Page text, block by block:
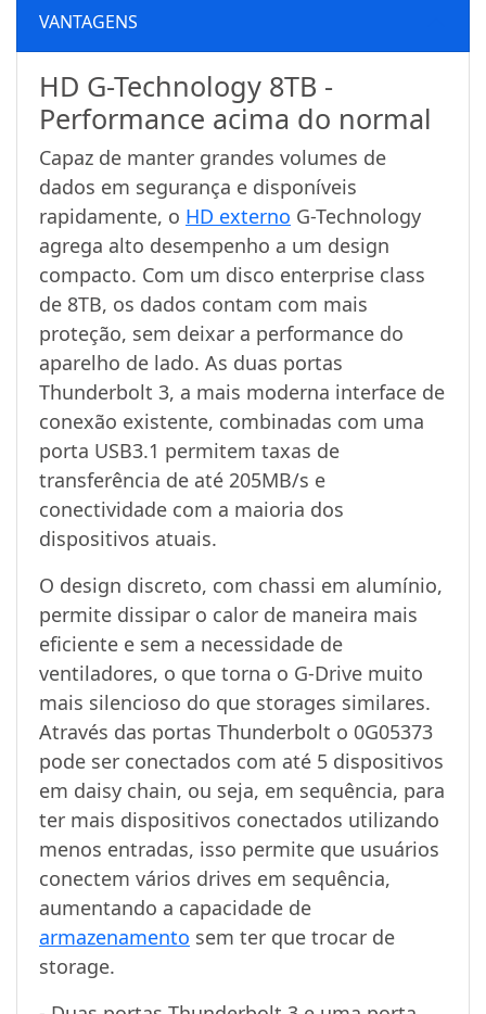
VANTAGENS
HD G-Technology 8TB -
Performance acima do normal
Capaz de manter grandes volumes de
dados em segurança e disponíveis
rapidamente, o HD externo G-Technology
agrega alto desempenho a um design
compacto. Com um disco enterprise class
de 8TB, os dados contam com mais
proteção, sem deixar a performance do
aparelho de lado. As duas portas
Thunderbolt 3, a mais moderna interface de
conexão existente, combinadas com uma
porta USB3.1 permitem taxas de
transferência de até 205MB/s e
conectividade com a maioria dos
dispositivos atuais.
O design discreto, com chassi em alumínio,
permite dissipar o calor de maneira mais
eficiente e sem a necessidade de
ventiladores, o que torna o G-Drive muito
mais silencioso do que storages similares.
Através das portas Thunderbolt o 0G05373
pode ser conectados com até 5 dispositivos
em daisy chain, ou seja, em sequência, para
ter mais dispositivos conectados utilizando
menos entradas, isso permite que usuários
conectem vários drives em sequência,
aumentando a capacidade de
armazenamento sem ter que trocar de
storage.